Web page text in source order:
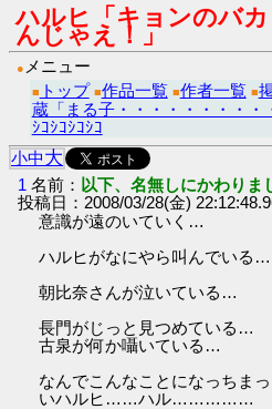
ハルヒ「キョンのバ
んじゃえ！」
● メニュー
■ トップ ■作品一覧 ■作者一覧 ■
蔵「まる子・・・・・・・・・
ｼｺｼｺｼｺｼｺ
小中大
1 名前： 以下、名無しにかわりま
投稿日：2008/03/28(金)
意識が遠のいていく…
ハルヒがなにやら叫んでいる…
朝比奈さんが泣いている…
長門がじっと見つめている…
古泉が何か囁いている…
なんでこんなことになっちま
いハルヒ……ハル……………